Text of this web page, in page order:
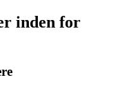
inden for